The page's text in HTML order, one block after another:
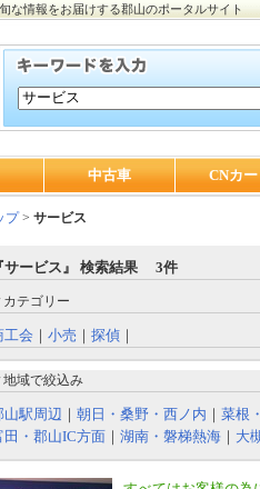
な情報をお届けする郡山のポータルサイト
中古車 CNカ
プ> サービス
サービス』 検索結果 3件
テゴリー
工会 ｜ 小売 ｜ 探偵 ｜
域で絞込み
山駅周辺 ｜ 朝日・桑野・西ノ内 ｜ 菜根
田・郡山IC方面 ｜ 湖南・磐梯熱海 ｜ 大